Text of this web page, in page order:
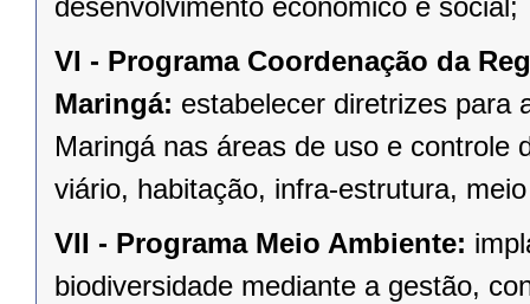
desenvolvimento econômico e social;
VI - Programa Coordenação da
Maringá: estabelecer diretrizes para
Maringá nas áreas de uso e controle
viário, habitação, infra-estrutura,
VII - Programa Meio Ambiente:
biodiversidade mediante a gestão,